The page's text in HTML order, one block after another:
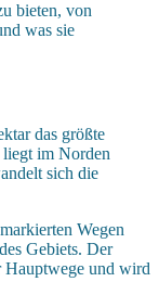
bieten, von
was sie
das größte
liegt im Norden
sich die
Wegen
Gebiets. Der
Hauptwege und wird